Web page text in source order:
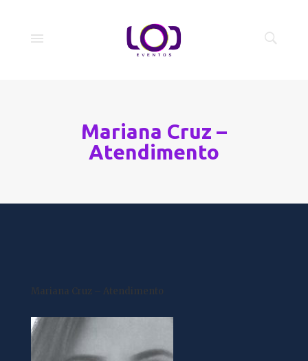
Mariana Cruz –
Atendimento
Mariana Cruz – Atendimento